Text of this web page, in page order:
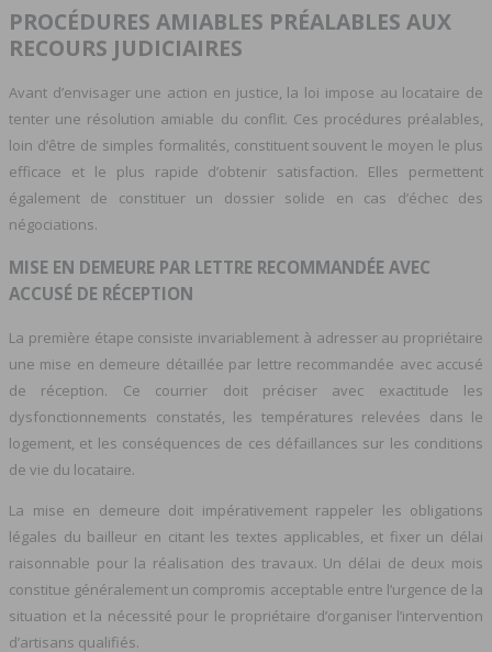
PROCÉDURES AMIABLES PRÉALABLES AUX
RECOURS JUDICIAIRES
Avant d’envisager une action en justice, la loi impose au locataire de
tenter une résolution amiable du conflit. Ces procédures préalables,
loin d’être de simples formalités, constituent souvent le moyen le plus
efficace et le plus rapide d’obtenir satisfaction. Elles permettent
également de constituer un dossier solide en cas d’échec des
négociations.
MISE EN DEMEURE PAR LETTRE RECOMMANDÉE AVEC
ACCUSÉ DE RÉCEPTION
La première étape consiste invariablement à adresser au propriétaire
une mise en demeure détaillée par lettre recommandée avec accusé
de réception. Ce courrier doit préciser avec exactitude les
dysfonctionnements constatés, les températures relevées dans le
logement, et les conséquences de ces défaillances sur les conditions
de vie du locataire.
La mise en demeure doit impérativement rappeler les obligations
légales du bailleur en citant les textes applicables, et fixer un délai
raisonnable pour la réalisation des travaux. Un délai de deux mois
constitue généralement un compromis acceptable entre l’urgence de la
situation et la nécessité pour le propriétaire d’organiser l’intervention
d’artisans qualifiés.